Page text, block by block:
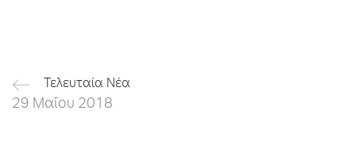
Τελευταία Νέα
29 Μαΐου 2018